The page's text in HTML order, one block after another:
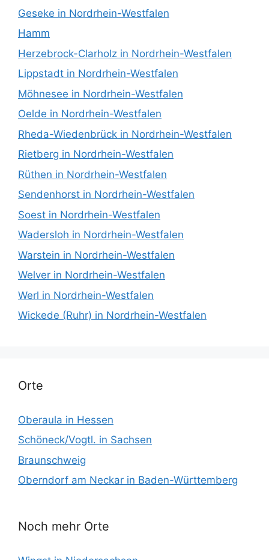
Geseke in Nordrhein-Westfalen
Hamm
Herzebrock-Clarholz in Nordrhein-Westfalen
Lippstadt in Nordrhein-Westfalen
Möhnesee in Nordrhein-Westfalen
Oelde in Nordrhein-Westfalen
Rheda-Wiedenbrück in Nordrhein-Westfalen
Rietberg in Nordrhein-Westfalen
Rüthen in Nordrhein-Westfalen
Sendenhorst in Nordrhein-Westfalen
Soest in Nordrhein-Westfalen
Wadersloh in Nordrhein-Westfalen
Warstein in Nordrhein-Westfalen
Welver in Nordrhein-Westfalen
Werl in Nordrhein-Westfalen
Wickede (Ruhr) in Nordrhein-Westfalen
Orte
Oberaula in Hessen
Schöneck/Vogtl. in Sachsen
Braunschweig
Oberndorf am Neckar in Baden-Württemberg
Noch mehr Orte